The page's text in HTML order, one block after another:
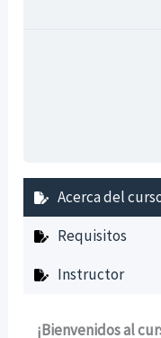
Acerca del
Requisitos
Instructor
¡Bienvenidos al